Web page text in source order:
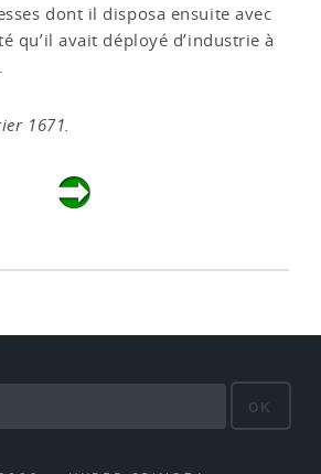
dont il disposa ensuite avec
qu’il avait déployé d’industrie à
1671.
OK